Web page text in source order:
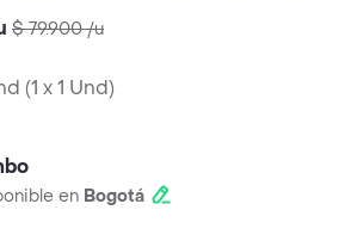
$ 79.900/u
(1 x 1 Und)
en Bogotá